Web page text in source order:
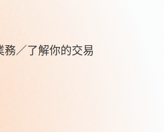
／了解你的交易